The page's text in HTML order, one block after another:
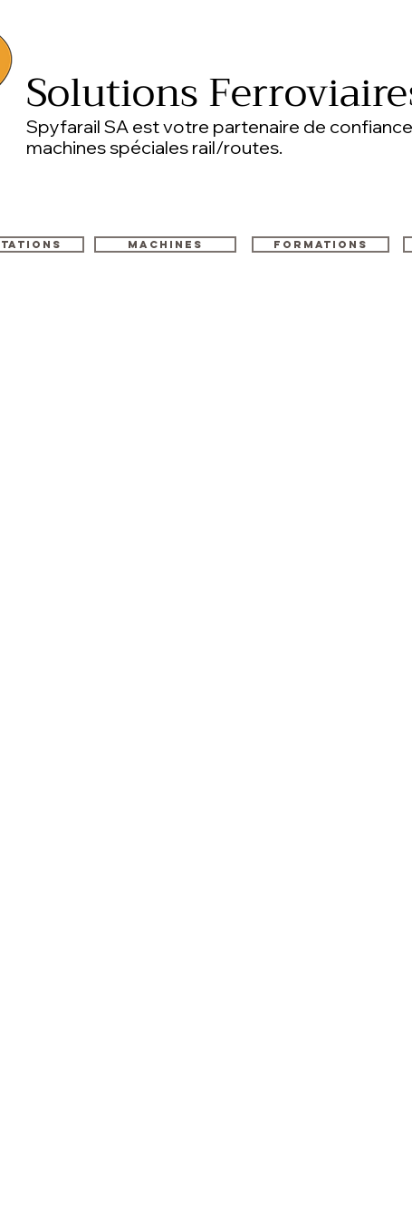
Solutions
Spyfarail SA est votre partenaire de
machines spéciales rail/routes.
Machines Formations